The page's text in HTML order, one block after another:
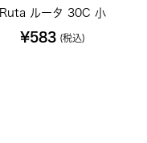
Ruta ルータ 30C 小
¥583 (税込)